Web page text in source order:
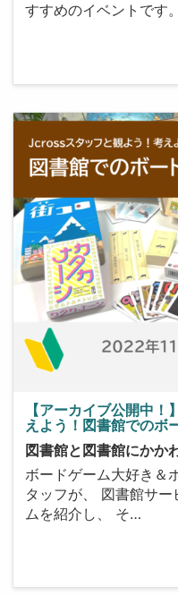
すすめのイベントです
【アーカイブ公開中
えよう！図書館でのボ
図書館と図書館にかか
ボードゲーム大好き＆
タッフが、 図書館サ
ムを紹介し、 そ…